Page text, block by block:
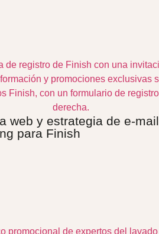
web y estrategia de e-mail
para Finish